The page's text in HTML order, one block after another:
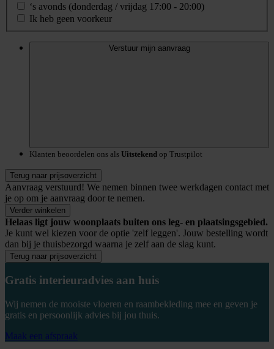
‘s avonds (donderdag / vrijdag 17:00 - 20:00)
Ik heb geen voorkeur
Verstuur mijn aanvraag
Klanten beoordelen ons als Uitstekend op Trustpilot
Terug naar prijsoverzicht
Aanvraag verstuurd! We nemen binnen twee werkdagen contact met
je op om je aanvraag door te nemen.
Verder winkelen
Helaas ligt jouw woonplaats buiten ons leg- en plaatsingsgebied.
Je kunt wel kiezen voor de optie 'zelf leggen'. Jouw bestelling wordt
dan bij je thuisbezorgd waarna je zelf aan de slag kunt.
Terug naar prijsoverzicht
Gratis interieuradvies aan huis
Wij nemen de mooiste vloeren en raambekleding mee en geven je
gratis en persoonlijk advies bij jou thuis.
Maak een afspraak